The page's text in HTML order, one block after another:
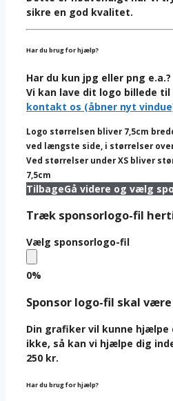
sikre en god kvalitet.
Har du brug for hjælp?
Har du kun jpg eller png e.a.?
Vi kan lave dit logo billede
kontakt os (åbner nyt
Logo størrelsen bliver 7,5cm
ved længste side, i størrelser over
Ved størrelser under XS bliver
7,5cm
TilbageGå videre og vælg
Træk sponsorlogo-fil
Vælg sponsorlogo-fil
0%
Sponsor logo-fil skal
Din grafiker vil kunne hjælpe
ikke, så kan vi hjælpe dig
250 kr.
Har du brug for hjælp?